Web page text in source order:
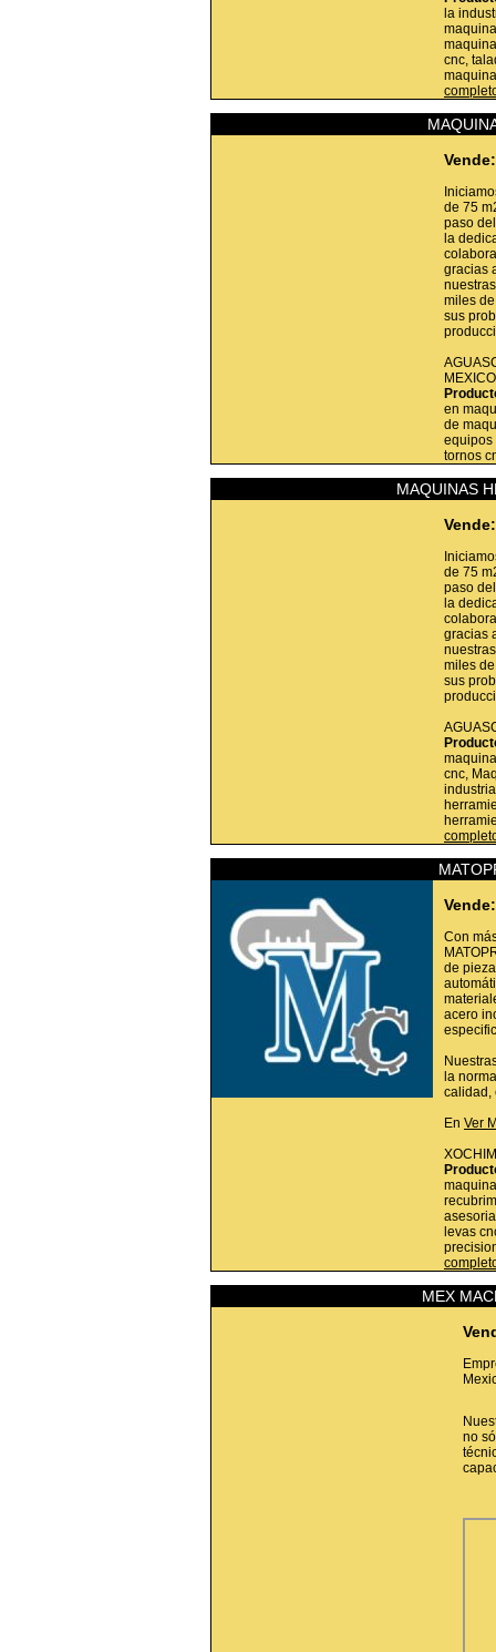
la
cnc,
Vende:
de 75
paso
la
gracias
miles
sus
MEXICO
en
de
equipos
tornos
MAQUINAS
Vende:
de 75
paso
la
gracias
miles
sus
cnc,
Vende:
Con
de
acero
la
calidad,
En Ver
levas
MEX
no